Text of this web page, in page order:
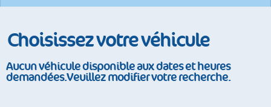
Choisissez votre véhicule
Aucun véhicule disponible aux dates et heures
demandées.Veuillez modifier votre recherche.